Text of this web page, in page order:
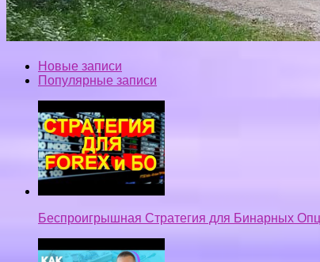
Новые записи
Популярные записи
Беспроигрышная Стратегия для Бинарных